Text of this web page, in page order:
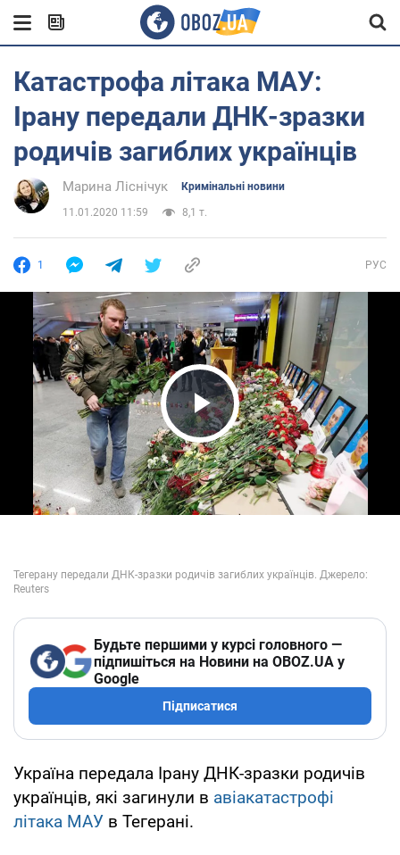
Катастрофа літака МАУ:
Ірану передали ДНК-зразки
родичів загиблих українців
Марина Ліснічук Кримінальні новини
11.01.2020 11:59 8,1 т.
1 РУС
Play Video
Будьте першими у курсі головного —
підпишіться на Новини на OBOZ.UA у
Google
Підписатися
Україна передала Ірану ДНК-зразки родичів
українців, які загинули в авіакатастрофі
літака МАУ в Тегерані.